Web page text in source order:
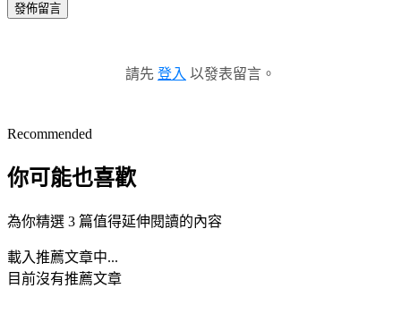
發佈留言
請先 登入 以發表留言。
Recommended
你可能也喜歡
為你精選 3 篇值得延伸閱讀的內容
載入推薦文章中...
目前沒有推薦文章